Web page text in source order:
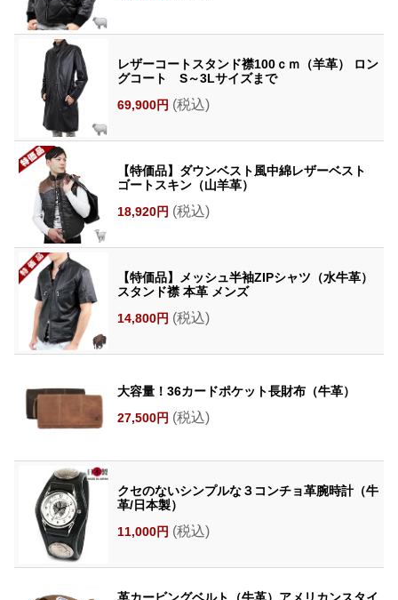
レザーコートスタンド襟100ｃｍ（羊革） ロン
グコート S～3Lサイズまで
69,900円 (税込)
【特価品】ダウンベスト風中綿レザーベスト
ゴートスキン（山羊革）
18,920円 (税込)
【特価品】メッシュ半袖ZIPシャツ（水牛革）
スタンド襟 本革 メンズ
14,800円 (税込)
大容量！36カードポケット長財布（牛革）
27,500円 (税込)
クセのないシンプルな３コンチョ革腕時計（牛
革/日本製）
11,000円 (税込)